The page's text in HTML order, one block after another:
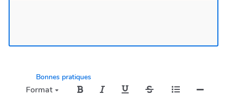
Bonnes pratiques
Format